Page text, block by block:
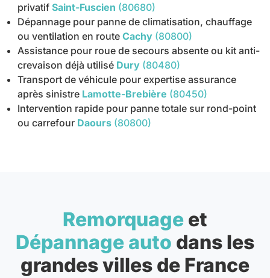
privatif Saint-Fuscien (80680)
Dépannage pour panne de climatisation, chauffage
ou ventilation en route Cachy (80800)
Assistance pour roue de secours absente ou kit anti-
crevaison déjà utilisé Dury (80480)
Transport de véhicule pour expertise assurance
après sinistre Lamotte-Brebière (80450)
Intervention rapide pour panne totale sur rond-point
ou carrefour Daours (80800)
Remorquage et
Dépannage auto dans les
grandes villes de France